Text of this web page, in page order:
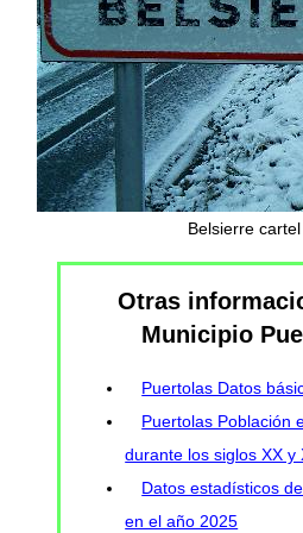
Belsierre
Otras
Municipio
Puertolas Datos
Puertolas Población
durante los siglos XX y
Datos estadísticos
en el año 2025